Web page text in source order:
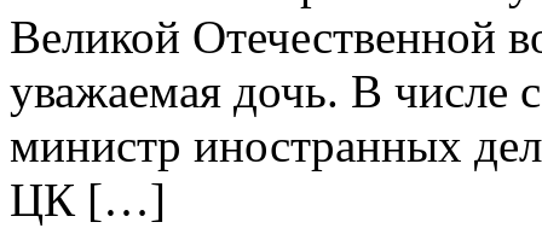
Великой Отечественной
уважаемая дочь. В
министр иностранных
ЦК […]